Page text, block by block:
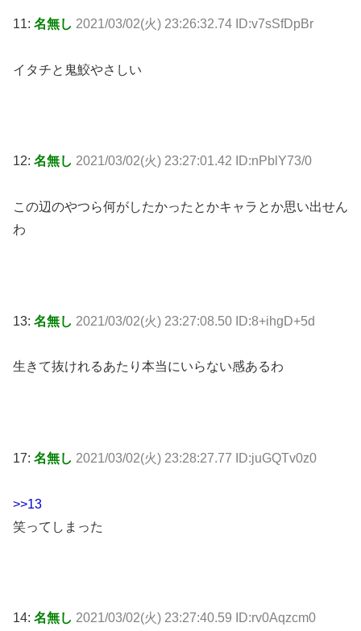
11: 名無し 2021/03/02(火) 23:26:32.74 ID:v7sSfDpBr
イタチと鬼鮫やさしい
12: 名無し 2021/03/02(火) 23:27:01.42 ID:nPblY73/0
この辺のやつら何がしたかったとかキャラとか思い出せん
わ
13: 名無し 2021/03/02(火) 23:27:08.50 ID:8+ihgD+5d
生きて抜けれるあたり本当にいらない感あるわ
17: 名無し 2021/03/02(火) 23:28:27.77 ID:juGQTv0z0
>>13
笑ってしまった
14: 名無し 2021/03/02(火) 23:27:40.59 ID:rv0Aqzcm0